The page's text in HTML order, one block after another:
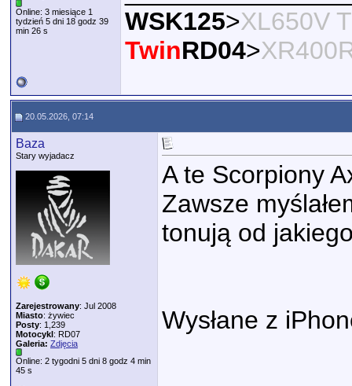
Online: 3 miesiące 1
tydzień 5 dni 18 godz 39
min 26 s
WSK125>XL650V
TwinRD04>
20.05.2026, 07:14
Baza
Stary wyjadacz
Zarejestrowany: Jul 2008
Miasto: żywiec
Posty: 1,239
Motocykl: RD07
Galeria: Zdjęcia
Online: 2 tygodni 5 dni 8 godz 4 min
45 s
A te Scorpiony
Zawsze
tonują od
Wysłane z